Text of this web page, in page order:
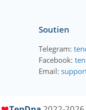
Soutien
Telegram:
Facebook:
Email: